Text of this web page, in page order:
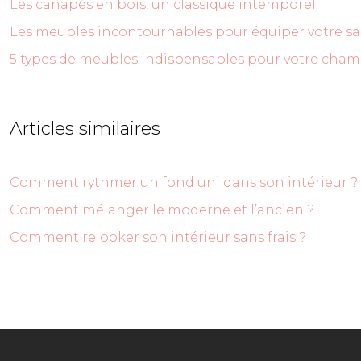
Les canapés en bois, un classique intemporel
Les meubles incontournables pour équiper votre
5 types de meubles indispensables pour votre
Articles similaires
Comment rythmer un fond uni dans son intérieur ?
Comment mélanger le moderne et l’ancien ?
Comment relooker son intérieur sans frais ?